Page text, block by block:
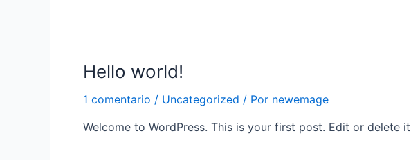
Hello world!
1 comentario / Uncategorized / Por newemage
Welcome to WordPress. This is your first post. Edit or delete